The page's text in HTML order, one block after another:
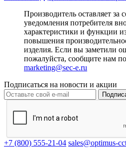
Производитель оставляет за
уведомления потребителя
характеристики и функции
повышения
изделия. Если вы заметили
пожалуйста, сообщите нам
marketing@sec-e.ru
Подписаться на новости и акции
+7 (800) 555-21-04 sales@optimus-